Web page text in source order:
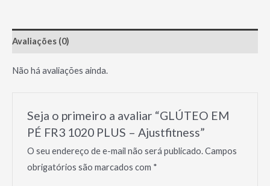
PLUS
Ajustfitness
Avaliações (0)
Não há avaliações ainda.
Seja o primeiro a avaliar “GLÚTEO EM
PÉ FR3 1020 PLUS – Ajustfitness”
O seu endereço de e-mail não será publicado.Campos
obrigatórios são marcados com *